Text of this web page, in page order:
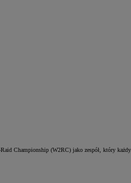
Championship (W2RC) jako zespół, który